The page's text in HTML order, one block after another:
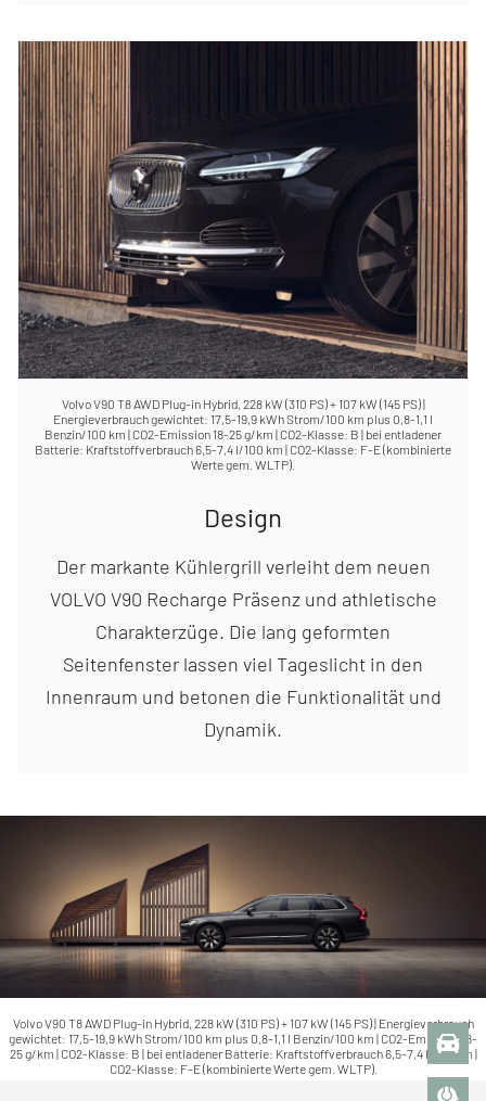
Volvo V90 T8 AWD Plug-in Hybrid, 228 kW (310 PS) + 107 kW (145 PS) |
Energieverbrauch gewichtet: 17,5-19,9 kWh Strom/100 km plus 0,8-1,1 l
Benzin/100 km | CO2-Emission 18-25 g/km | CO2-Klasse: B | bei entladener
Batterie: Kraftstoffverbrauch 6,5-7,4 l/100 km | CO2-Klasse: F-E (kombinierte
Werte gem. WLTP).
Design
Der markante Kühlergrill verleiht dem neuen
VOLVO V90 Recharge Präsenz und athletische
Charakterzüge. Die lang geformten
Seitenfenster lassen viel Tageslicht in den
Innenraum und betonen die Funktionalität und
Dynamik.
Volvo V90 T8 AWD Plug-in Hybrid, 228 kW (310 PS) + 107 kW (145 PS) | Energieverbrauch
gewichtet: 17,5-19,9 kWh Strom/100 km plus 0,8-1,1 l Benzin/100 km | CO2-Emission 18-
25 g/km | CO2-Klasse: B | bei entladener Batterie: Kraftstoffverbrauch 6,5-7,4 l/100 km |
CO2-Klasse: F-E (kombinierte Werte gem. WLTP).